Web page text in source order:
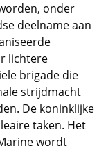
onder
deelname aan
lichtere
brigade die
strijdmacht
De koninklijke
taken. Het
wordt